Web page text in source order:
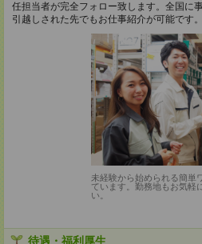
任担当者が完全フォロー致します。全国に
引越しされた先でもお仕事紹介が可能です
未経験から始められる簡単
ています。勤務地もお気軽
い。
待遇・福利厚生